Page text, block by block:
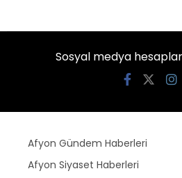
Sosyal medya
Afyon Gündem Haberleri
Afyon Siyaset Haberleri